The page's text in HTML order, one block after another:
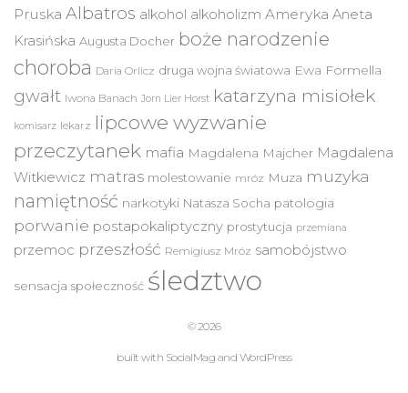
Pruska Albatros alkohol alkoholizm Ameryka Aneta
Krasińska Augusta Docher boże narodzenie
choroba Daria Orlicz druga wojna światowa Ewa Formella
gwałt Iwona Banach Jorn Lier Horst katarzyna misiołek
komisarz lekarz lipcowe wyzwanie
przeczytanek mafia Magdalena Majcher Magdalena
Witkiewicz matras molestowanie mróz Muza muzyka
namiętność narkotyki Natasza Socha patologia
porwanie postapokaliptyczny prostytucja przemiana
przemoc przeszłość Remigiusz Mróz samobójstwo
sensacja społeczność śledztwo
© 2026
built with SocialMag and WordPress